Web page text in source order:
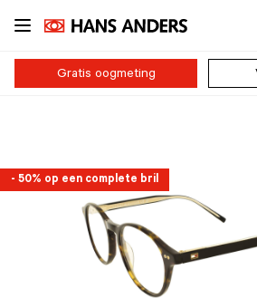
Ga
naar
inhoud
Gratis oogmeting
- 50% op een complete bril